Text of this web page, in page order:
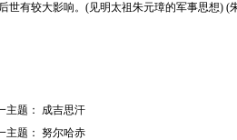
世有较大影响。(见明太祖朱元璋的军事思想)
主题： 成吉思汗
主题： 努尔哈赤